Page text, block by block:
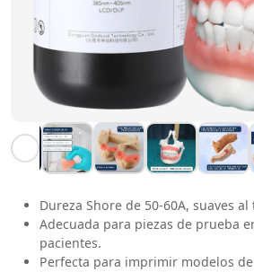
Dureza Shore de 50-60A, suaves
Adecuada para piezas de prueba
pacientes.
Perfecta para imprimir modelos